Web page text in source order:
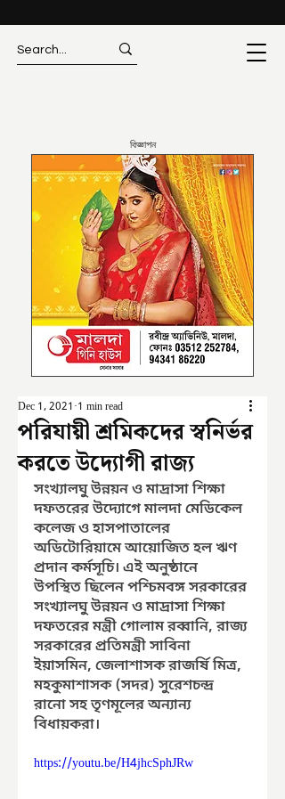
বিজ্ঞাপন
পরিযায়ী শ্রমিকদের স্বনির্ভর
করতে উদ্যোগী রাজ্য
Dec 1, 2021 1 min read
সংখ্যালঘু উন্নয়ন ও মাদ্রাসা শিক্ষা
দফতরের উদ্যোগে মালদা মেডিকেল
কলেজ ও হাসপাতালের
অডিটোরিয়ামে আয়োজিত হল ঋণ
প্রদান কর্মসূচি। এই অনুষ্ঠানে
উপস্থিত ছিলেন পশ্চিমবঙ্গ সরকারের
সংখ্যালঘু উন্নয়ন ও মাদ্রাসা শিক্ষা
দফতরের মন্ত্রী গোলাম রব্বানি, রাজ্য
সরকারের প্রতিমন্ত্রী সাবিনা
ইয়াসমিন, জেলাশাসক রাজর্ষি মিত্র,
মহকুমাশাসক (সদর) সুরেশচন্দ্র
রানো সহ তৃণমূলের অন্যান্য
বিধায়করা।
https://youtu.be/H4jhcSphJRw